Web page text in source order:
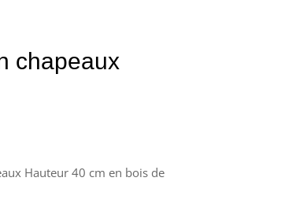
chapeaux
Hauteur 40 cm en bois de